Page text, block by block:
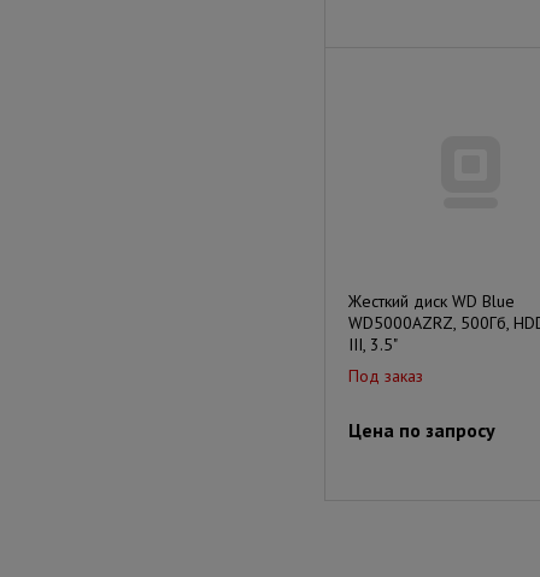
Жесткий диск WD Blue
WD5000AZRZ, 500Гб,
III, 3.5"
Под заказ
Цена по запросу